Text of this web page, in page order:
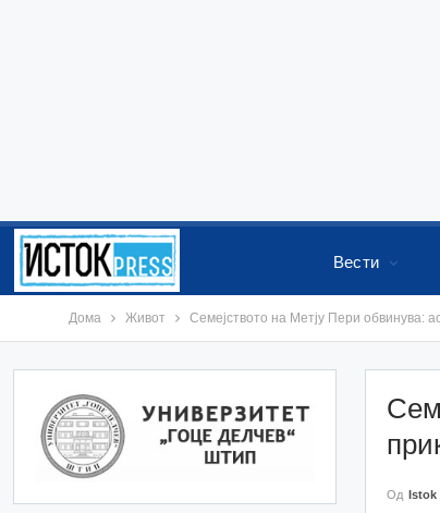
Вести
Дома Живот Семејството на Метју Пери обвинува:
Од Istok